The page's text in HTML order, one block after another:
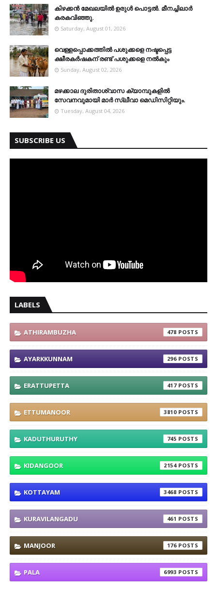
കിഴക്കന്‍ മേഖലയില്‍ ഉരുള്‍ പൊട്ടല്‍. മീനച്ചിലാര്‍
കരകവിഞ്ഞു.
Saturday, August 01, 2026
വെള്ളപ്പൊക്കത്തില്‍ പശുക്കളെ നഷ്ടപ്പെട്ട
ക്ഷീരകര്‍ഷകന് രണ്ട് പശുക്കളെ നല്‍കും
Sunday, August 02, 2026
മഴക്കാല ദുരിതാശ്വാസ ക്യാമ്പുകളിൽ
സേവനവുമായി മാർ സ്ലീവാ മെഡിസിറ്റിയും.
Tuesday, August 04, 2026
SUBSCRIBE US
LABELS
ATHIRAMBUZHA 478
AYARKKUNNAM 296
ERATTUPETTA 417
ETTUMANOOR 3810
KADUTHURUTHY 745
KIDANGOOR 2154
KOTTAYAM 3468
KURAVILANGADU 461
MANJOOR 176
PALA 6993